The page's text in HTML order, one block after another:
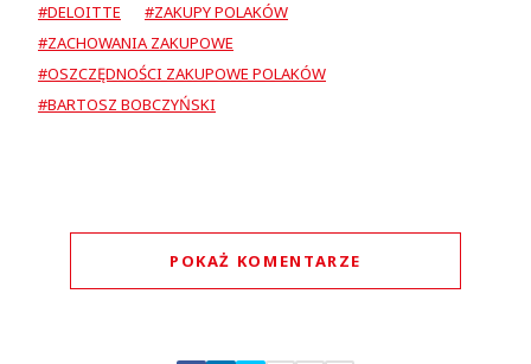
#DELOITTE
#ZAKUPY POLAKÓW
#ZACHOWANIA ZAKUPOWE
#OSZCZĘDNOŚCI ZAKUPOWE POLAKÓW
#BARTOSZ BOBCZYŃSKI
POKAŻ KOMENTARZE